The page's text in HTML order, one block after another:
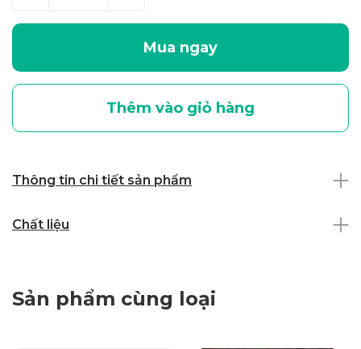
Mua ngay
Thêm vào giỏ hàng
Thông tin chi tiết sản phẩm
Chất liệu
Sản phẩm cùng loại